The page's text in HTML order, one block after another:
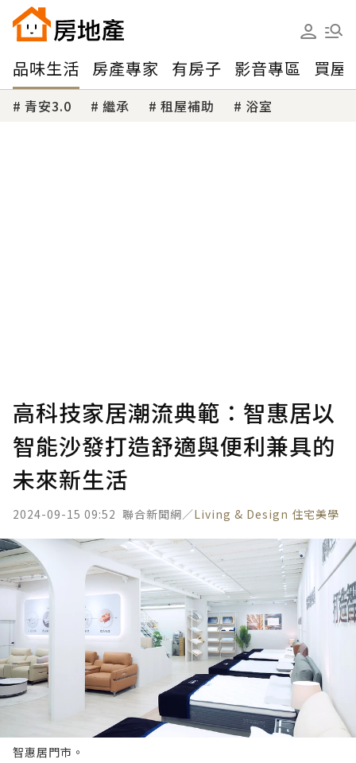
品味生活 房產專家 有房子 影音專區 買屋
青安3.0 繼承 租屋補助 浴室
高科技家居潮流典範：智惠居以
智能沙發打造舒適與便利兼具的
未來新生活
2024-09-15 09:52 聯合新聞網／Living & Design 住宅美學
智惠居門市。